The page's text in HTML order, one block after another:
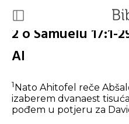
2 o Samuelu 17:1-
AI
1Nato Ahitofel reče
izaberem dvanaest
pođem u potjeru za